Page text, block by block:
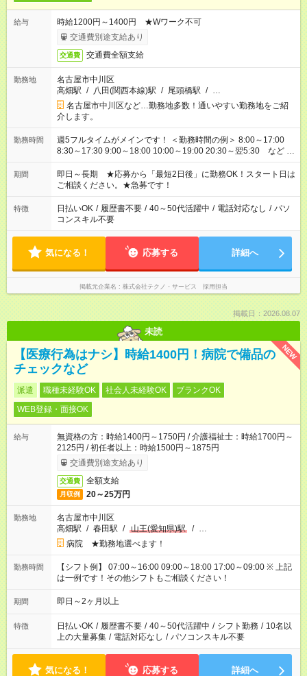
給与
時給1200円～1400円 ★Wワーク不可
交通費別途支給あり
交通費 交通費全額支給
勤務地
名古屋市中川区
高畑駅 / 八田(関西本線)駅 / 尾頭橋駅 / …
名古屋市中川区など…勤務地多数！通いやすい勤務地をご紹
介します。
勤務時間
週5フルタイムがメインです！ ＜勤務時間の例＞ 8:00～17:00
8:30～17:30 9:00～18:00 10:00～19:00 20:30～翌5:30 など ★
その他にも勤務時間多数！ 日勤のみ、残業なし、交替制など
ご希望を教えてください！
期間
即日～長期 ★応募から「最短2日後」に勤務OK！スタート日は
ご相談ください。★急募です！
特徴 日払いOK / 履歴書不要 / 40～50代活躍中 / 電話対応なし / パソ
コンスキル不要
気になる！ 応募する 詳細へ
掲載元企業名 株式会社テクノ・サービス 採用担当
掲載日：2026.08.07
未読
NEW
【医療行為はナシ】時給1400円！病院で備品の
チェックなど
派遣 職種未経験OK 社会人未経験OK
ブランクOK
WEB登録・面接OK
給与
無資格の方：時給1400円～1750円 / 介護福祉士：時給1700円～
2125円 / 初任者以上：時給1500円～1875円
交通費別途支給あり
交通費 全額支給
月収例 20～25万円
勤務地
名古屋市中川区
高畑駅 / 春田駅 / 山王(愛知県)駅 / …
病院 ★勤務地選べます！
勤務時間
【シフト例】 07:00～16:00 09:00～18:00 17:00～09:00 ※ 上記
は一例です！その他シフトもご相談ください！
期間 即日～2ヶ月以上
特徴 日払いOK / 履歴書不要 / 40～50代活躍中 / シフト勤務 / 10名以
上の大量募集 / 電話対応なし / パソコンスキル不要
気になる！ 応募する 詳細へ